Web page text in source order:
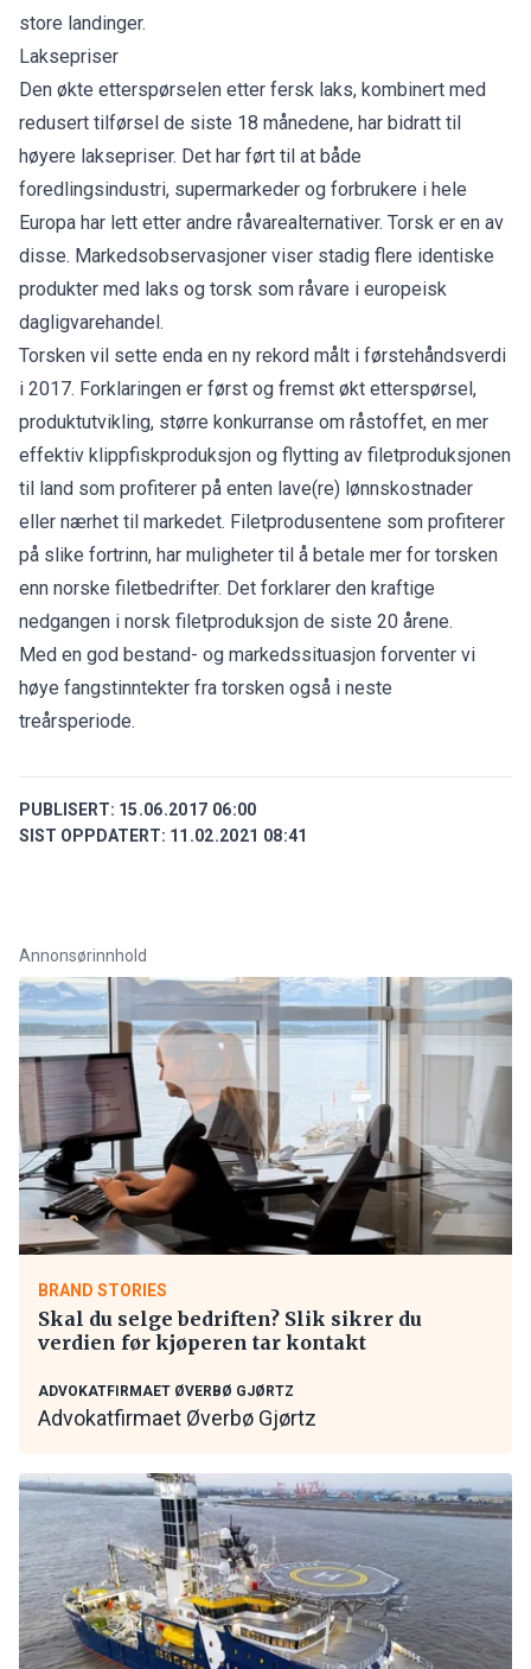
store landinger.
Laksepriser
Den økte etterspørselen etter fersk laks, kombinert med
redusert tilførsel de siste 18 månedene, har bidratt til
høyere laksepriser. Det har ført til at både
foredlingsindustri, supermarkeder og forbrukere i hele
Europa har lett etter andre råvarealternativer. Torsk er en av
disse. Markedsobservasjoner viser stadig flere identiske
produkter med laks og torsk som råvare i europeisk
dagligvarehandel.
Torsken vil sette enda en ny rekord målt i førstehåndsverdi
i 2017. Forklaringen er først og fremst økt etterspørsel,
produktutvikling, større konkurranse om råstoffet, en mer
effektiv klippfiskproduksjon og flytting av filetproduksjonen
til land som profiterer på enten lave(re) lønnskostnader
eller nærhet til markedet. Filetprodusentene som profiterer
på slike fortrinn, har muligheter til å betale mer for torsken
enn norske filetbedrifter. Det forklarer den kraftige
nedgangen i norsk filetproduksjon de siste 20 årene.
Med en god bestand- og markedssituasjon forventer vi
høye fangstinntekter fra torsken også i neste
treårsperiode.
PUBLISERT: 15.06.2017 06:00
SIST OPPDATERT: 11.02.2021 08:41
Annonsørinnhold
BRAND STORIES
Skal du selge bedriften? Slik sikrer du
verdien før kjøperen tar kontakt
ADVOKATFIRMAET ØVERBØ GJØRTZ
Advokatfirmaet Øverbø Gjørtz